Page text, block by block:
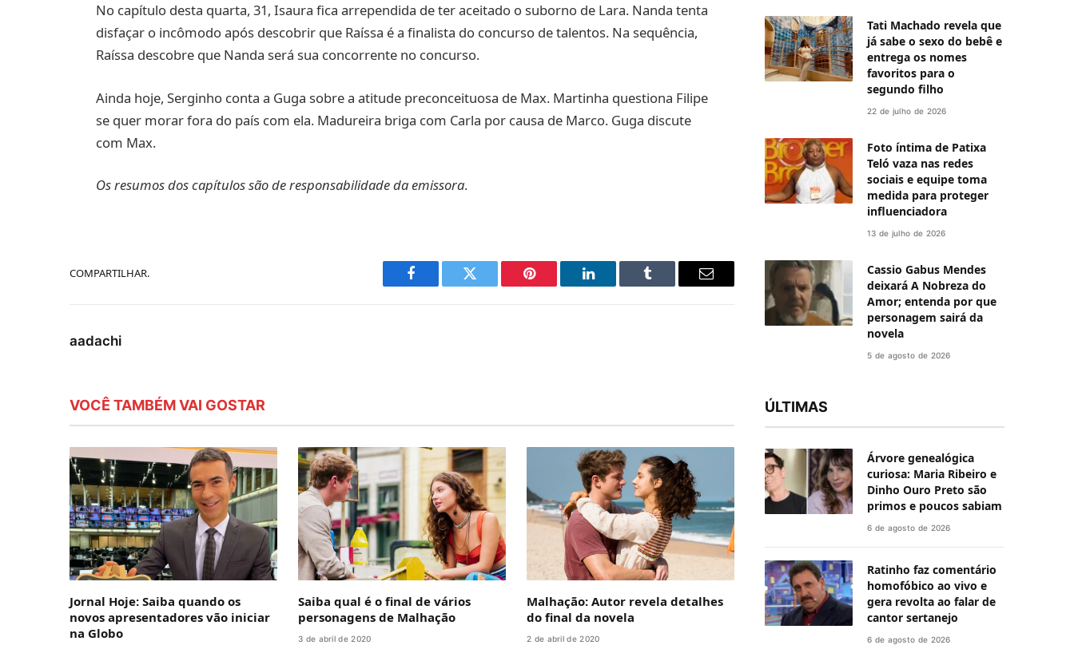
No capítulo desta quarta, 31, Isaura fica arrependida de ter aceitado o suborno de Lara. Nanda tenta
disfaçar o incômodo após descobrir que Raíssa é a finalista do concurso de talentos. Na sequência,
Raíssa descobre que Nanda será sua concorrente no concurso.
Ainda hoje, Serginho conta a Guga sobre a atitude preconceituosa de Max. Martinha questiona Filipe
se quer morar fora do país com ela. Madureira briga com Carla por causa de Marco. Guga discute
com Max.
Os resumos dos capítulos são de responsabilidade da emissora.
COMPARTILHAR.
Facebook Twitter Pinterest LinkedIn Tumblr
E-
aadachi
VOCÊ TAMBÉM VAI GOSTAR
Jornal Hoje: Saiba quando os
novos apresentadores vão iniciar
na Globo
Saiba qual é o final de vários
personagens de Malhação
3 de abril de 2020
Malhação: Autor revela detalhes
do final da novela
2 de abril de 2020
Tati Machado revela que
já sabe o sexo do bebê e
entrega os nomes
favoritos para o
segundo filho
22 de julho de 2026
Foto íntima de Patixa
Teló vaza nas redes
sociais e equipe toma
medida para proteger
influenciadora
13 de julho de 2026
Cassio Gabus Mendes
deixará A Nobreza do
Amor; entenda por que
personagem sairá da
novela
5 de agosto de 2026
ÚLTIMAS
Árvore genealógica
curiosa: Maria Ribeiro e
Dinho Ouro Preto são
primos e poucos sabiam
6 de agosto de 2026
Ratinho faz comentário
homofóbico ao vivo e
gera revolta ao falar de
cantor sertanejo
6 de agosto de 2026